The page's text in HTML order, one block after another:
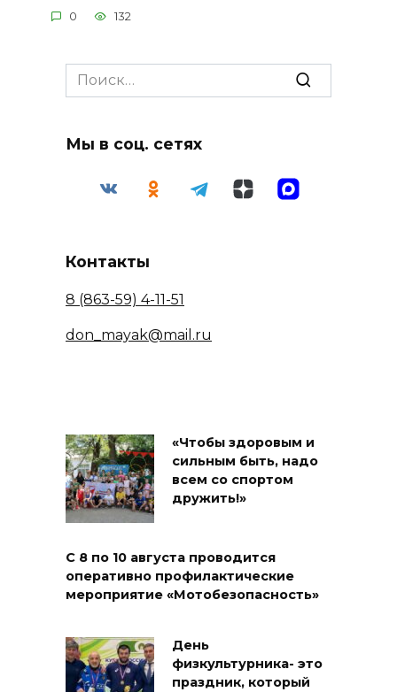
0 132
Search
for:
Мы в соц. сетях
Контакты
8 (863-59) 4-11-51
don_mayak@mail.ru
«Чтобы здоровым и
сильным быть, надо
всем со спортом
дружить!»
С 8 по 10 августа проводится
оперативно профилактические
мероприятие «Мотобезопасность»
День
физкультурника- это
праздник, который